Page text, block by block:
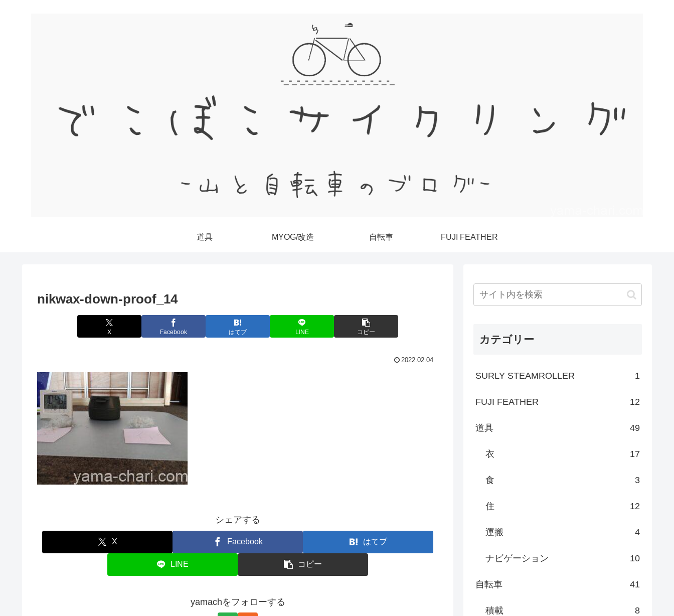
道具 MYOG/改造 自転車 FUJI FEATHER
nikwax-down-proof_14
X Facebook はてブ LINE コピー
2022.02.04
シェアする
X Facebook はてブ
LINE コピー
yamachをフォローする
カテゴリー
SURLY STEAMROLLER 1
FUJI FEATHER 12
道具 49
衣 17
食 3
住 12
運搬 4
ナビゲーション 10
自転車 41
積載 8